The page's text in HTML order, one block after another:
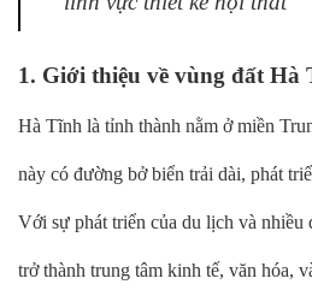
1. Giới thiệu về vùng đất Hà
Hà Tĩnh là tỉnh thành nằm ở miền
này có đường bở biển trải dài, phát
Với sự phát triển của du lịch và nhiều
trở thành trung tâm kinh tế, văn hóa,